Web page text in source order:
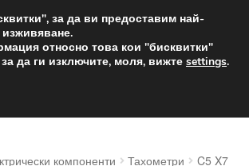
от 12 лв.
по целия свят
компоненти Тахометри
C5 X7
за да ви предоставим най-
относно това кои "бисквитки"
да ги изключите, моля, вижте settings.